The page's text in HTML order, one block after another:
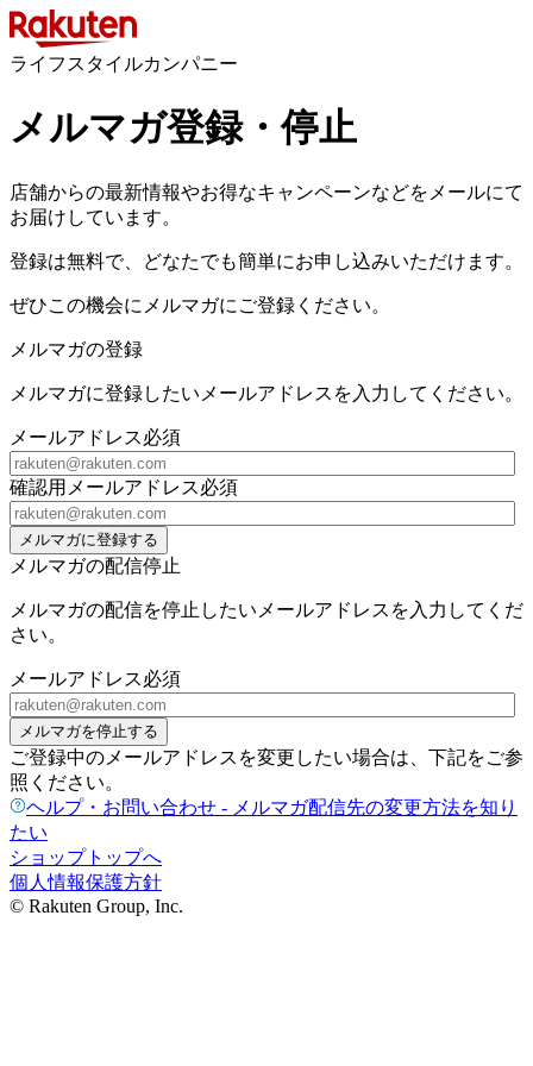
ライフスタイルカンパニー
メルマガ登録・停止
店舗からの最新情報やお得なキャンペーンなどをメールにて
お届けしています。
登録は無料で、どなたでも簡単にお申し込みいただけます。
ぜひこの機会にメルマガにご登録ください。
メルマガの登録
メルマガに登録したいメールアドレスを入力してください。
メールアドレス必須
確認用メールアドレス必須
メルマガに登録する
メルマガの配信停止
メルマガの配信を停止したいメールアドレスを入力してくだ
さい。
メールアドレス必須
メルマガを停止する
ご登録中のメールアドレスを変更したい場合は、下記をご参
照ください。
ヘルプ・お問い合わせ - メルマガ配信先の変更方法を知り
たい
ショップトップへ
個人情報保護方針
© Rakuten Group, Inc.